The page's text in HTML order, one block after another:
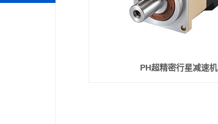
PH超精密行星减速机